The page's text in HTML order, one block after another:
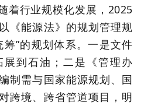
着行业规模化发展， 2025
《能源法》的规划管理规
”的规划体系。一是文件
到石油；二是《管理办
制需与国家能源规划、国
跨境、跨省管道项目，明